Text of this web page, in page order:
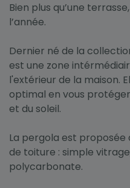
Bien plus qu’une
l’année.
Dernier né de la
est une zone
l'extérieur de la maison.
optimal en vous
et du soleil.
La pergola est
de toiture : simple
polycarbonate.